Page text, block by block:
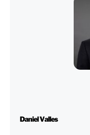
Daniel Valles